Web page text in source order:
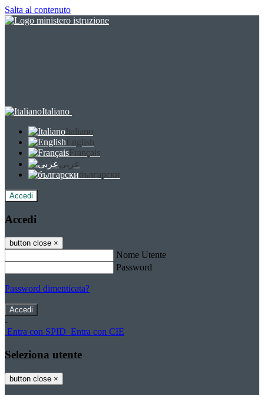
Salta al contenuto
Italiano
Italiano
English
Français
عربى
български
Accedi
Accedi
button close ×
Nome Utente
Password
Password dimenticata?
-
Entra con SPID Entra con CIE
Seleziona utente
button close ×